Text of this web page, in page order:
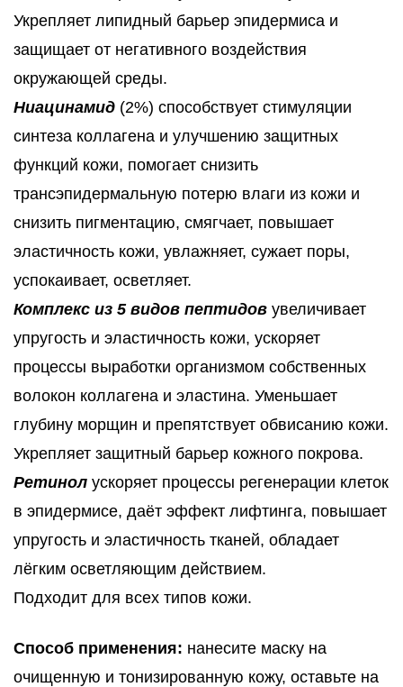
Укрепляет липидный барьер эпидермиса и
защищает от негативного воздействия
окружающей среды.
Ниацинамид (2%) способствует стимуляции
синтеза коллагена и улучшению защитных
функций кожи, помогает снизить
трансэпидермальную потерю влаги из кожи и
снизить пигментацию, смягчает, повышает
эластичность кожи, увлажняет, сужает поры,
успокаивает, осветляет.
Комплекс из 5 видов пептидов увеличивает
упругость и эластичность кожи, ускоряет
процессы выработки организмом собственных
волокон коллагена и эластина. Уменьшает
глубину морщин и препятствует обвисанию кожи.
Укрепляет защитный барьер кожного покрова.
Ретинол ускоряет процессы регенерации клеток
в эпидермисе, даёт эффект лифтинга, повышает
упругость и эластичность тканей, обладает
лёгким осветляющим действием.
Подходит для всех типов кожи.
Способ применения: нанесите маску на
очищенную и тонизированную кожу, оставьте на